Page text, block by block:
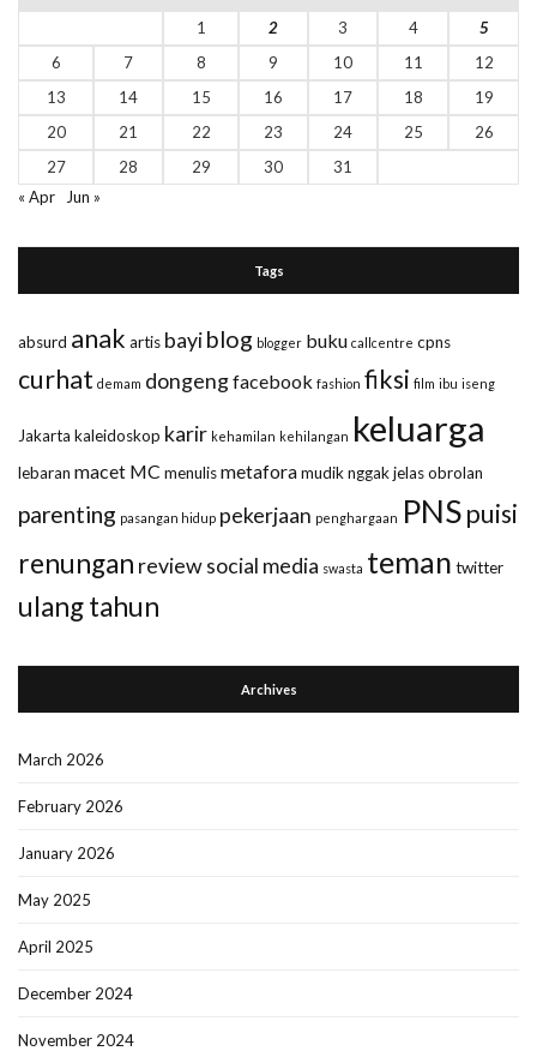
1 2 3 4
5
6
7 8 9 10 11
12
13
14 15 16 17 18
19
20
21 22 23 24 25
26
27
28 29 30
31
« Apr
Jun »
Tags
absurd anak artis bayiblog blogger buku callcentre cpns
curhat demam dongengfacebook fashion fiksi film ibu iseng
Jakarta kaleidoskop karir kehamilan kehilangan keluarga
lebaran macet MC menulismetaforamudiknggak jelasobrolan
parenting pasangan hidup pekerjaan penghargaan PNSpuisi
renungan reviewsocial media swasta teman twitter
ulang tahun
Archives
March 2026
February 2026
January 2026
May 2025
April 2025
December 2024
November 2024